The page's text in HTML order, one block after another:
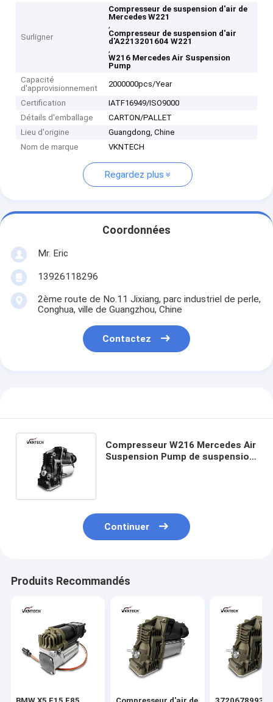
Surligner
Compresseur de suspension d'air de
Mercedes W221
,
Compresseur de suspension d'air
d'A2213201604 W221
,
W216 Mercedes Air Suspension
Pump
Capacité
d'approvisionnement
2000000pcs/Year
Certification
IATF16949/ISO9000
Détails d'emballage
CARTON/PALLET
Lieu d'origine
Guangdong, Chine
Nom de marque
VKNTECH
Regardez plus
Coordonnées
Mr. Eric
13926118296
2ème route de No.11 Jixiang, parc industriel de perle,
Conghua, ville de Guangzhou, Chine
Contactez
Compresseur W216 Mercedes Air
Suspension Pump de suspension
Continuer
Produits Recommandés